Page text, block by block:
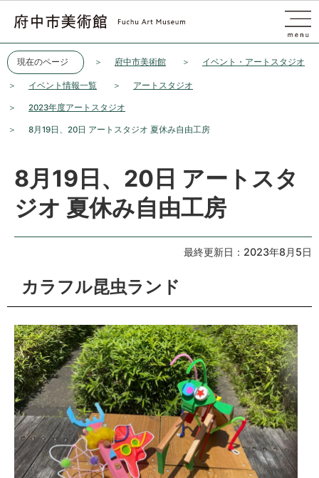
現在のページ 府中市美術館 イベント・アートスタジオ
イベント情報一覧 アートスタジオ
2023年度アートスタジオ
8月19日、20日 アートスタジオ 夏休み自由工房
8月19日、20日 アートスタ
ジオ 夏休み自由工房
最終更新日：2023年8月5日
カラフル昆虫ランド